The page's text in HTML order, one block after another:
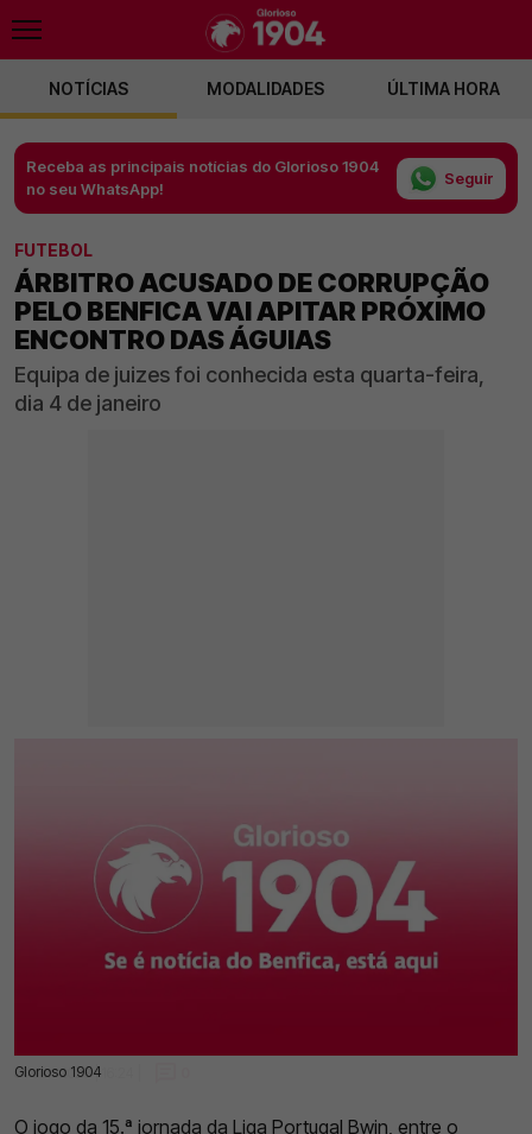
NOTÍCIAS MODALIDADES ÚLTIMA HORA
Receba as principais notícias do Glorioso 1904
no seu WhatsApp!
Seguir
FUTEBOL
ÁRBITRO ACUSADO DE CORRUPÇÃO
PELO BENFICA VAI APITAR PRÓXIMO
ENCONTRO DAS ÁGUIAS
Equipa de juizes foi conhecida esta quarta-feira,
dia 4 de janeiro
Glorioso 1904
04 Jan 2023 | 16:24 |
O jogo da 15.ª jornada da Liga Portugal Bwin, entre o